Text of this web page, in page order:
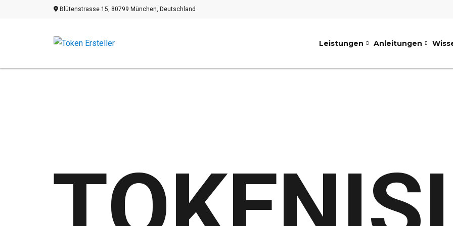
Blütenstrasse 15, 80799 München, Deutschland
Leistungen Anleitungen